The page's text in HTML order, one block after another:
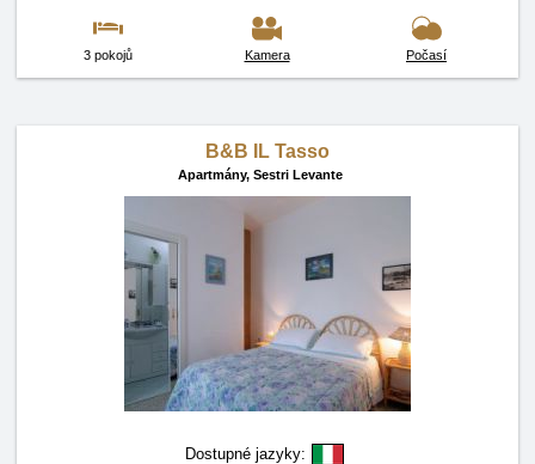
3 pokojů Kamera Počasí
B&B IL Tasso
Apartmány, Sestri Levante
Dostupné jazyky: